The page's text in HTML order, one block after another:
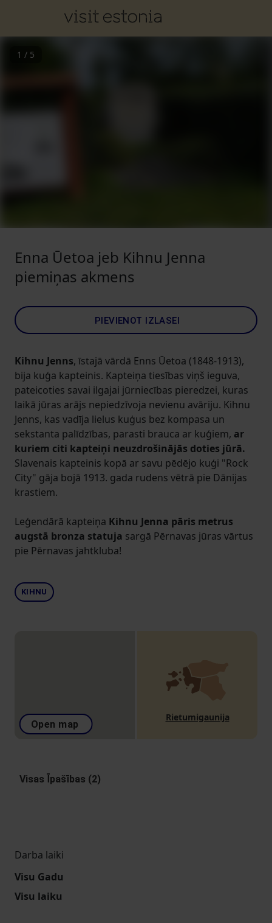
1 / 5
Enna Ūetoa jeb Kihnu Jenna
piemiņas akmens
PIEVIENOT IZLASEI
Kihnu Jenns, īstajā vārdā Enns Ūetoa (1848-1913),
bija kuģa kapteinis. Kapteiņa tiesības viņš ieguva,
pateicoties savai ilgajai jūrniecības pieredzei, kuras
laikā jūras arājs nepiedzīvoja nevienu avāriju. Kihnu
Jenns, kas vadīja lielus kuģus bez kompasa un
sekstanta palīdzības, parasti brauca ar kuģiem, ar
kuriem citi kapteiņi neuzdrošinājās doties jūrā.
Slavenais kapteinis kopā ar savu pēdējo kuģi "Rock
City" gāja bojā 1913. gada rudens vētrā pie Dānijas
krastiem.
Leģendārā kapteiņa Kihnu Jenna pāris metrus
augstā bronza statuja sargā Pērnavas jūras vārtus
pie Pērnavas jahtkluba!
KIHNU
Open map
Rietumigaunija
Visas Īpašības (2)
Darba laiki
Visu Gadu
Visu laiku